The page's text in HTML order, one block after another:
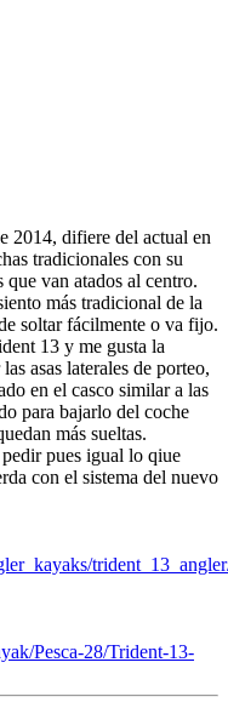
2014, difiere del actual en
tradicionales con su
van atados al centro.
más tradicional de la
soltar fácilmente o va fijo.
13 y me gusta la
asas laterales de porteo,
en el casco similar a las
para bajarlo del coche
más sueltas.
pues igual lo qiue
con el sistema del nuevo
Pesca-28/Trident-13-